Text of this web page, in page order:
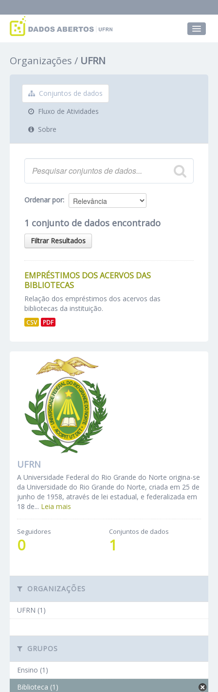
Grupos
Sobre
Organizações UFRN
Conjuntos de dados
Fluxo de Atividades
Sobre
Ordenar por
1 conjunto de dados encontrado
Filtrar Resultados
EMPRÉSTIMOS DOS ACERVOS DAS
BIBLIOTECAS
Relação dos empréstimos dos acervos das
bibliotecas da instituição.
CSV PDF
UFRN
A Universidade Federal do Rio Grande do Norte origina-se
da Universidade do Rio Grande do Norte, criada em 25 de
junho de 1958, através de lei estadual, e federalizada em
18 de... Leia mais
Seguidores
0
Conjuntos de dados
1
ORGANIZAÇÕES
UFRN (1)
GRUPOS
Ensino (1)
Biblioteca (1)